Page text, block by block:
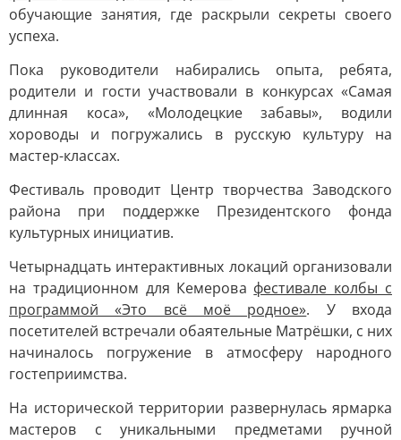
обучающие занятия, где раскрыли секреты своего
успеха.
Пока руководители набирались опыта, ребята,
родители и гости участвовали в конкурсах «Самая
длинная коса», «Молодецкие забавы», водили
хороводы и погружались в русскую культуру на
мастер-классах.
Фестиваль проводит Центр творчества Заводского
района при поддержке Президентского фонда
культурных инициатив.
Четырнадцать интерактивных локаций организовали
на традиционном для Кемерова фестивале колбы с
программой «Это всё моё родное». У входа
посетителей встречали обаятельные Матрёшки, с них
начиналось погружение в атмосферу народного
гостеприимства.
На исторической территории развернулась ярмарка
мастеров с уникальными предметами ручной